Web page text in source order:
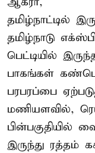
தமிழ்நாட்டில்
தமிழ்நாடு
பெட்டியில்
பாகங்கள்
பரபரப்பை
மணியளவில்,
பின்பகுதியில்
இருந்து ரத்தம்